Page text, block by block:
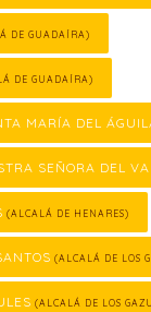
DE GUADAÍRA)
DE GUADAÍRA)
MARÍA DEL
SEÑORA DEL
(ALCALÁ DE HENARES)
(ALCALÁ DE LOS
(ALCALÁ DE LOS